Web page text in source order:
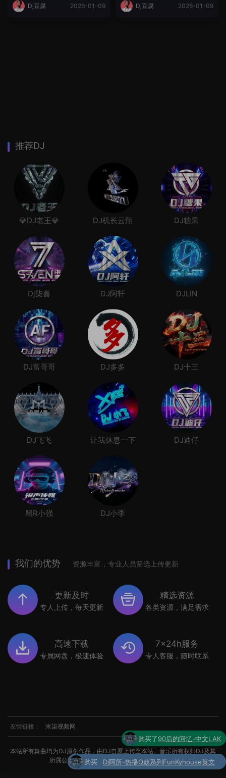
Dj豆腐 2026-01-09 Dj豆腐 2026-01-09
推荐DJ
💎DJ老王💎 DJ机长云翔 DJ糖果
Dj柒喜 DJ阿轩 DJLIN
DJ富哥哥 DJ多多 DJ十三
DJ飞飞 让我休息一下 DJ迪仔
黑R小强 DJ小李
我们的优势 资源丰富，专业人员筛选上传更新
更新及时
专人上传，每天更新
精选资源
各类资源，满足需求
高速下载
专属网盘，极速体验
7x24h服务
专人客服，随时联系
友情链接： 米柒视频网
本站所有舞曲均为DJ原创作品，由DJ自愿上传至本站。音乐所有权归DJ及其
所属公司所有。如涉及侵权，请联系我们处理。
购买
了
Dj阿所-热播Q鼓系列FunKyhouse英文
串烧
购买了世界杯专辑小串